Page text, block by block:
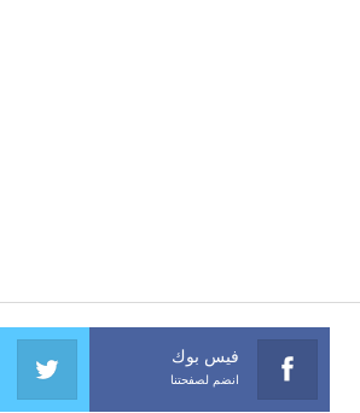
فيس بوك
انضم لصفحتنا